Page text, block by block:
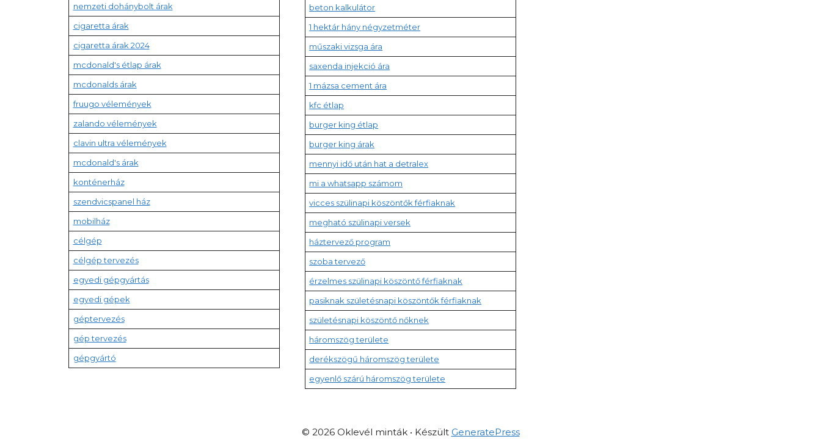
nemzeti dohánybolt árak
cigaretta árak
cigaretta árak 2024
mcdonald's étlap árak
mcdonalds árak
fruugo vélemények
zalando vélemények
clavin ultra vélemények
mcdonald's árak
konténerház
szendvicspanel ház
mobilház
célgép
célgép tervezés
egyedi gépgyártás
egyedi gépek
géptervezés
gép tervezés
gépgyártó
beton kalkulátor
1 hektár hány négyzetméter
műszaki vizsga ára
saxenda injekció ára
1 mázsa cement ára
kfc étlap
burger king étlap
burger king árak
mennyi idő után hat a detralex
mi a whatsapp számom
vicces szülinapi köszöntők férfiaknak
megható szülinapi versek
háztervező program
szoba tervező
érzelmes szülinapi köszöntő férfiaknak
pasiknak születésnapi köszöntők férfiaknak
születésnapi köszöntő nőknek
háromszög területe
derékszögű háromszög területe
egyenlő szárú háromszög területe
© 2026 Oklevél minták• Készült GeneratePress